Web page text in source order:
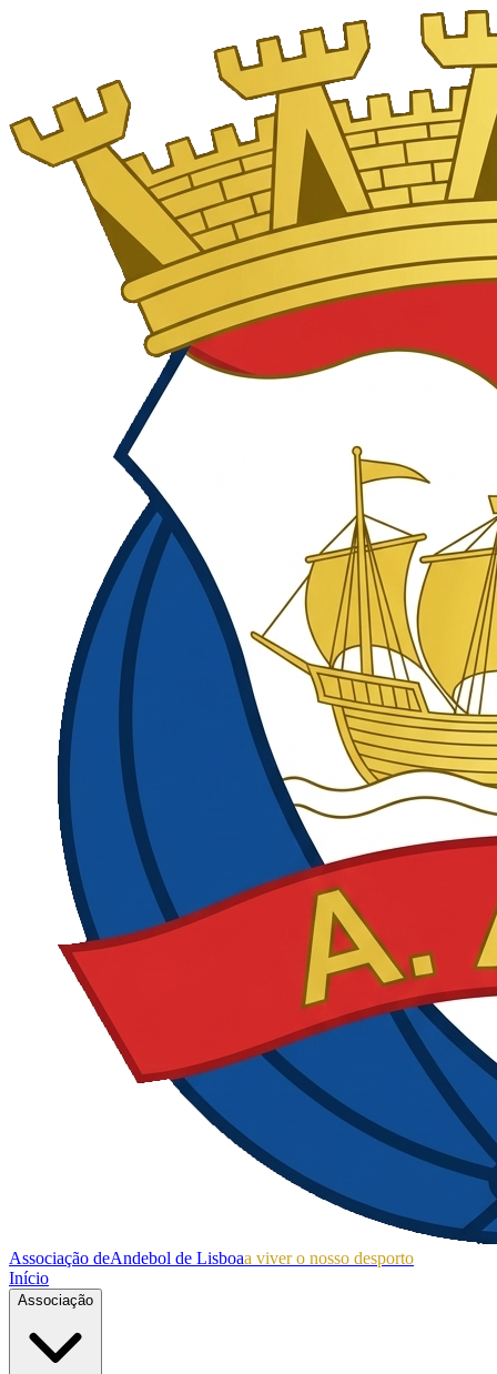
Associação deAndebol de Lisboaa viver o nosso desporto
Início
Associação